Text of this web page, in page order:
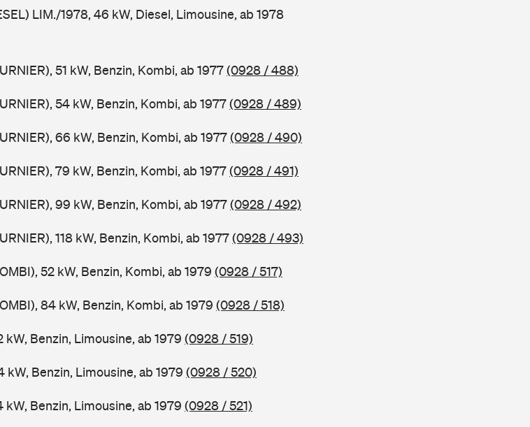
LIM./1978, 46 kW, Diesel, Limousine, ab 1978
51 kW, Benzin, Kombi, ab 1977(0928 / 488)
54 kW, Benzin, Kombi, ab 1977(0928 / 489)
66 kW, Benzin, Kombi, ab 1977(0928 / 490)
79 kW, Benzin, Kombi, ab 1977(0928 / 491)
99 kW, Benzin, Kombi, ab 1977(0928 / 492)
118 kW, Benzin, Kombi, ab 1977(0928 / 493)
52 kW, Benzin, Kombi, ab 1979 (0928 / 517)
84 kW, Benzin, Kombi, ab 1979 (0928 / 518)
kW, Benzin, Limousine, ab 1979 (0928 / 519)
kW, Benzin, Limousine, ab 1979 (0928 / 520)
kW, Benzin, Limousine, ab 1979 (0928 / 521)